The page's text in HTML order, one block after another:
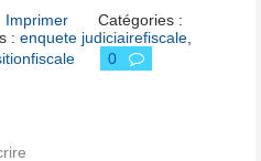
Imprimer
Catégories :
:enquete judiciairefiscale
0